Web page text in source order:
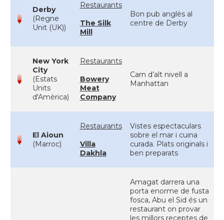
Derby
(Regne
Unit (UK))
Restaurants
The Silk
Mill
Bon pub anglès al
centre de Derby
New York
City
(Estats
Units
d'Amèrica)
Restaurants
Bowery
Meat
Company
Carn d’alt nivell a
Manhattan
El Aioun
(Marroc)
Restaurants
Villa
Dakhla
Vistes espectaculars
sobre el mar i cuina
curada. Plats originals i
ben preparats
Amagat darrera una
porta enorme de fusta
fosca, Abu el Sid és un
restaurant on provar
les millors receptes de